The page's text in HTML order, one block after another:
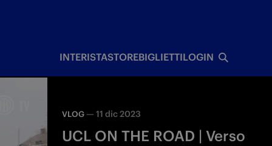
INTERISTASTOREBIGLIETTILOGIN
VLOG —11 dic 2023
UCL ON THE ROAD | Verso